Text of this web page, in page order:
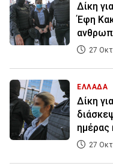
Δίκη
Έφη
27
ΕΛΛΑΔΑ
Δίκη
27